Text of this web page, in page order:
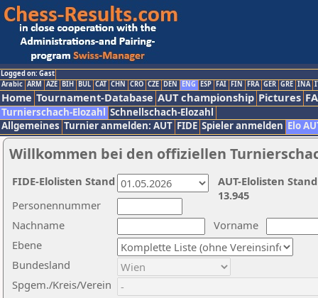
Logged on: Gast
Arabic ARM AZE BIH BUL CAT CHN CRO CZE DEN ENG ESP FAI FIN FRA GER GRE INA
Home Tournament-Database AUT championship Pictures
Turnierschach-Elozahl Schnellschach-Elozahl
Allgemeines Turnier anmelden: AUT FIDE Spieler anmelden Elo
Willkommen bei den offiziellen
Nachname
Vorname
Ebene
Personennummer
Bundesland
Spgem./Kreis/Verein
AUT-Elolisten
13.945
FIDE-Elolisten Stand